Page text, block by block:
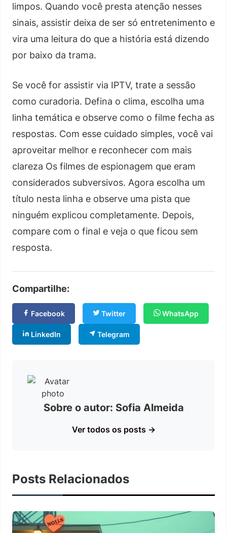
limpos. Quando você presta atenção nesses
sinais, assistir deixa de ser só entretenimento e
vira uma leitura do que a história está dizendo
por baixo da trama.
Se você for assistir via IPTV, trate a sessão
como curadoria. Defina o clima, escolha uma
linha temática e observe como o filme fecha as
respostas. Com esse cuidado simples, você vai
aproveitar melhor e reconhecer com mais
clareza Os filmes de espionagem que eram
considerados subversivos. Agora escolha um
título nesta linha e observe uma pista que
ninguém explicou completamente. Depois,
compare com o final e veja o que ficou sem
resposta.
Compartilhe:
Facebook Twitter WhatsApp
LinkedIn Telegram
Sobre o autor: Sofia Almeida
Ver todos os posts →
Posts Relacionados